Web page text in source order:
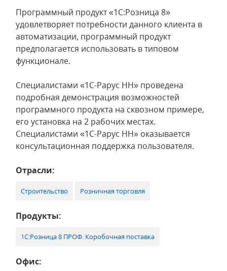
Программный продукт «1С:Розница 8»
удовлетворяет потребности данного клиента в
автоматизации, программный продукт
предполагается использовать в типовом
функционале.
Специалистами «1С-Рарус НН» проведена
подробная демонстрация возможностей
программного продукта на сквозном примере,
его установка на 2 рабочих местах.
Специалистами «1С-Рарус НН» оказывается
консультационная поддержка пользователя.
Отрасли:
Строительство Розничная торговля
Продукты:
1С:Розница 8 ПРОФ. Коробочная поставка
Офис: